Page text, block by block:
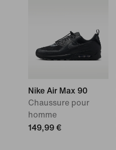
Nike Air Max 90
Chaussure pour
homme
149,99 €